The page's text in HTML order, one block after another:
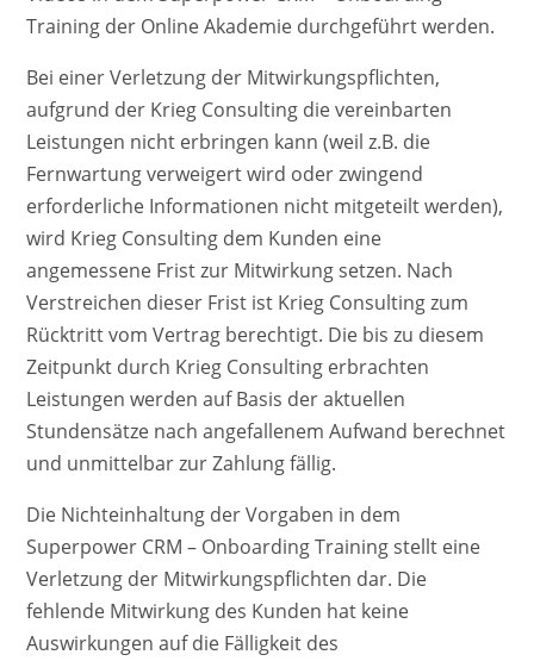
Training der Online Akademie durchgeführt werden.
Bei einer Verletzung der Mitwirkungspflichten,
aufgrund der Krieg Consulting die vereinbarten
Leistungen nicht erbringen kann (weil z.B. die
Fernwartung verweigert wird oder zwingend
erforderliche Informationen nicht mitgeteilt werden),
wird Krieg Consulting dem Kunden eine
angemessene Frist zur Mitwirkung setzen. Nach
Verstreichen dieser Frist ist Krieg Consulting zum
Rücktritt vom Vertrag berechtigt. Die bis zu diesem
Zeitpunkt durch Krieg Consulting erbrachten
Leistungen werden auf Basis der aktuellen
Stundensätze nach angefallenem Aufwand berechnet
und unmittelbar zur Zahlung fällig.
Die Nichteinhaltung der Vorgaben in dem
Superpower CRM – Onboarding Training stellt eine
Verletzung der Mitwirkungspflichten dar. Die
fehlende Mitwirkung des Kunden hat keine
Auswirkungen auf die Fälligkeit des